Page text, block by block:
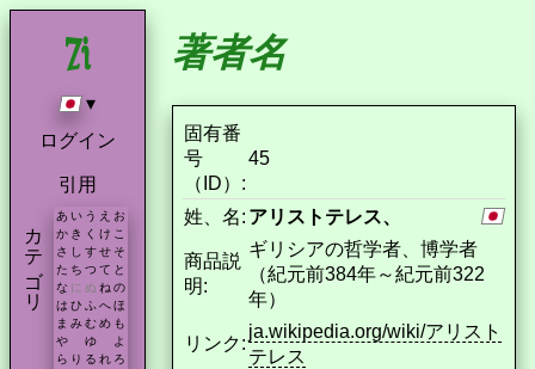
▾
ログイン
引用
カテゴリ あ い う え お
か き く け こ
さ し す せ そ
た ち つ て と
な に ぬ ね の
は ひ ふ へ ほ
ま み む め も
や
ゆ
よ
ら り る れ ろ
著者名
固有番
号
（ID）:
45
姓、名: アリストテレス、
商品説
明:
ギリシアの哲学者、博学者
（紀元前384年～紀元前322
年）
リンク:
ja.wikipedia.org/wiki/アリスト
テレス